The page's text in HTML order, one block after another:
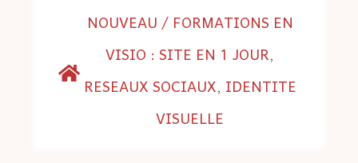
NOUVEAU / FORMATIONS EN
VISIO : SITE EN 1 JOUR,
RESEAUX SOCIAUX, IDENTITE
VISUELLE